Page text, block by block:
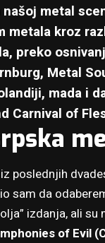
metal
metala kroz
preko
Metal
mada i
Carnival of
poslednjih
sam da
izdanja, ali su
of Evil